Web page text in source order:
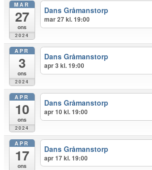
MAR
27
ons
2024
Dans Gråmanstorp
mar 27 kl. 19:00
APR
3
ons
2024
Dans Gråmanstorp
apr 3 kl. 19:00
APR
10
ons
2024
Dans Gråmanstorp
apr 10 kl. 19:00
APR
17
ons
Dans Gråmanstorp
apr 17 kl. 19:00